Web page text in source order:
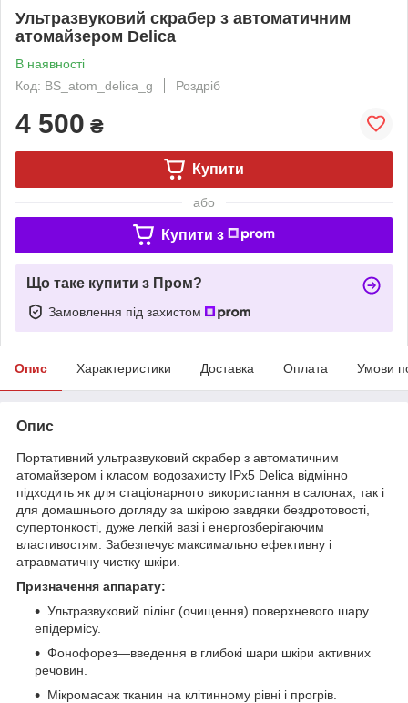
Ультразвуковий скрабер з автоматичним
атомайзером Delica
В наявності
Код: BS_atom_delica_g
Роздріб
4 500 ₴
Купити
або
Купити з
Що таке купити з Пром?
Замовлення під захистом
Опис Характеристики Доставка Оплата Умови
Опис
Портативний ультразвуковий скрабер з автоматичним
атомайзером і класом водозахисту IPx5 Delica відмінно
підходить як для стаціонарного використання в салонах, так і
для домашнього догляду за шкірою завдяки бездротовості,
супертонкості, дуже легкій вазі і енергозберігаючим
властивостям. Забезпечує максимально ефективну і
атравматичну чистку шкіри.
Призначення аппарату:
Ультразвуковий пілінг (очищення) поверхневого шару
епідермісу.
Фонофорез—введення в глибокі шари шкіри активних
речовин.
Мікромасаж тканин на клітинному рівні і прогрів.